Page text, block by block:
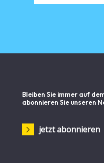
Bleiben Sie immer auf
abonnieren Sie unseren
jetzt abonnieren